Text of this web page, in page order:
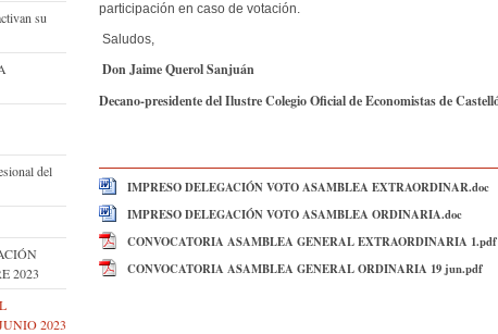
su
del
2023
2023
participación en caso de votación.
Saludos,
Don Jaime Querol Sanjuán
Decano-presidente del Ilustre Colegio Oficial de Economistas de
IMPRESO DELEGACIÓN VOTO ASAMBLEA EXTRAORDINAR.doc
IMPRESO DELEGACIÓN VOTO ASAMBLEA ORDINARIA.doc
CONVOCATORIA ASAMBLEA GENERAL EXTRAORDINARIA 1.pdf
CONVOCATORIA ASAMBLEA GENERAL ORDINARIA 19 jun.pdf